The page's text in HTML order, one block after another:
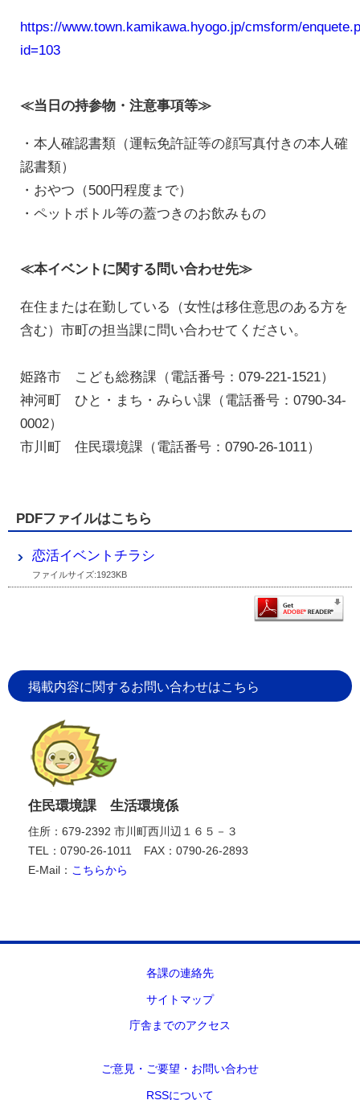
https://www.town.kamikawa.hyogo.jp/cmsform/
id=103
≪当日の持参物・注意事項等≫
・本人確認書類（運転免許証等の顔写真付きの本人確
認書類）
・おやつ（500円程度まで）
・ペットボトル等の蓋つきのお飲みもの
≪本イベントに関する問い合わせ先≫
在住または在勤している（女性は移住意思のある方を
含む）市町の担当課に問い合わせてください。
姫路市 こども総務課（電話番号：079-221-1521）
神河町 ひと・まち・みらい課（電話番号：0790-34-
0002）
市川町 住民環境課（電話番号：0790-26-1011）
PDFファイルはこちら
恋活イベントチラシ
ファイルサイズ:1923KB
掲載内容に関するお問い合わせはこちら
住民環境課 生活環境係
住所：679-2392 市川町西川辺１６５－３
TEL：0790-26-1011
FAX：0790-26-2893
E-Mail： こちらから
各課の連絡先
サイトマップ
庁舎までのアクセス
ご意見・ご要望・お問い合わせ
RSSについて